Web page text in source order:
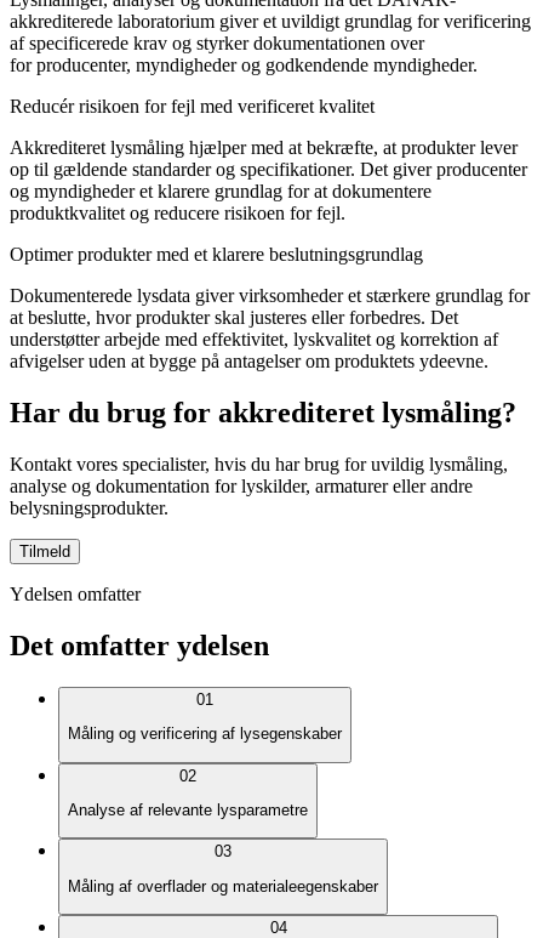
akkrediterede laboratorium giver et uvildigt grundlag for verificering
af specificerede krav og styrker dokumentationen over
for producenter, myndigheder og godkendende myndigheder.
Reducér risikoen for fejl med verificeret kvalitet
Akkrediteret lysmåling hjælper med at bekræfte, at produkter lever
op til gældende standarder og specifikationer. Det giver producenter
og myndigheder et klarere grundlag for at dokumentere
produktkvalitet og reducere risikoen for fejl.
Optimer produkter med et klarere beslutningsgrundlag
Dokumenterede lysdata giver virksomheder et stærkere grundlag for
at beslutte, hvor produkter skal justeres eller forbedres. Det
understøtter arbejde med effektivitet, lyskvalitet og korrektion af
afvigelser uden at bygge på antagelser om produktets ydeevne.
Har du brug for akkrediteret lysmåling?
Kontakt vores specialister, hvis du har brug for uvildig lysmåling,
analyse og dokumentation for lyskilder, armaturer eller andre
belysningsprodukter.
Tilmeld
Ydelsen omfatter
Det omfatter ydelsen
01
Måling og verificering af lysegenskaber
02
Analyse af relevante lysparametre
03
Måling af overflader og materialeegenskaber
04